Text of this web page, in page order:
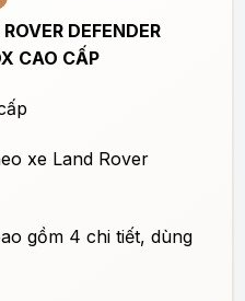
DEFENDER
CAO CẤP
xe Land Rover
gồm 4 chi tiết, dùng